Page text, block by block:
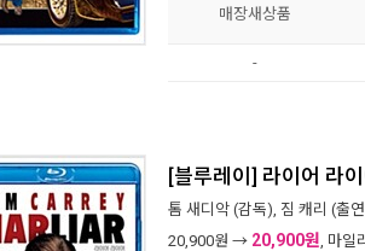
매장새상품
-
[블루레이] 라이어 라이
톰 새디악 (감독), 짐 캐리 (출
20,900원 → 20,900원, 마일